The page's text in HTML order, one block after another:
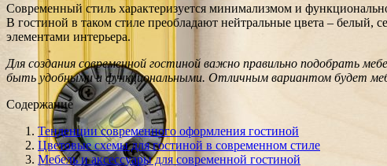
Современный стиль характеризуется минимализмом и
В гостиной в таком стиле преобладают нейтральные цвета – белый,
элементами интерьера.
Для создания современной гостиной важно правильно подобрать
быть удобными и функциональными. Отличным вариантом будет
Содержание
Тенденции современного оформления гостиной
Цветовые схемы для гостиной в современном стиле
Мебель и аксессуары для современной гостиной